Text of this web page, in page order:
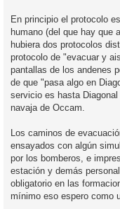
En principio el protocolo
humano (del que hay que
hubiera dos protocolos
protocolo de "evacuar y
pantallas de los andenes
de que "pasa algo en
servicio es hasta
navaja de Occam.
Los caminos de
ensayados con algún
por los bomberos, e
estación y demás
obligatorio en las
mínimo eso espero como